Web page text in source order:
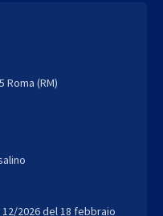
Roma (RM)
2026 del 18 febbraio